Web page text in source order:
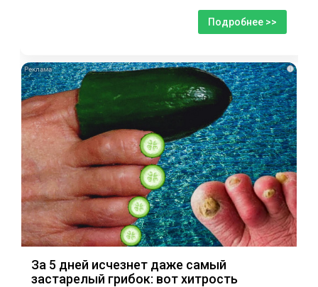
Подробнее >>
i
За 5 дней исчезнет даже самый
застарелый грибок: вот хитрость